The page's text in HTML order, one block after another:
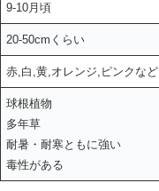
9-10月頃
20-50cmくらい
赤,白,黄,オレンジ,ピンクなど
球根植物
多年草
耐暑・耐寒ともに強い
毒性がある